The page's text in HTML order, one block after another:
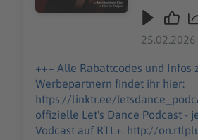
auch als
s-dance-
Vodcast
https://
tv/shows/
offizielle-
1063343 Moderations-
+++ Alle Rabattcodes und Infos
Werbepartnern findet ihr hier:
https://linktr.ee/letsdance_podcast +++
offizielle Let's Dance Podcast -
Vodcast auf RTL+. http://on.rtlplus.com/24/lets-